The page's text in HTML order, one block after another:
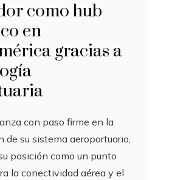
como hub
en
gracias a
con paso firme en la
de su sistema aeroportuario,
posición como un punto
la conectividad aérea y el